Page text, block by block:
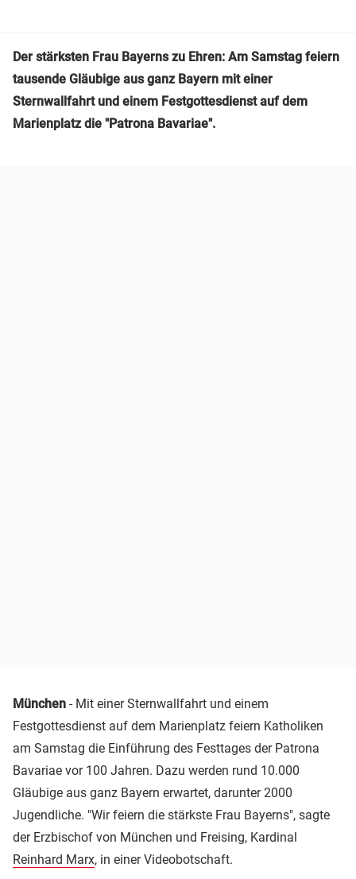
Der stärksten Frau Bayerns zu Ehren: Am Samstag feiern
tausende Gläubige aus ganz Bayern mit einer
Sternwallfahrt und einem Festgottesdienst auf dem
Marienplatz die "Patrona Bavariae".
München - Mit einer Sternwallfahrt und einem
Festgottesdienst auf dem Marienplatz feiern Katholiken
am Samstag die Einführung des Festtages der Patrona
Bavariae vor 100 Jahren. Dazu werden rund 10.000
Gläubige aus ganz Bayern erwartet, darunter 2000
Jugendliche. "Wir feiern die stärkste Frau Bayerns", sagte
der Erzbischof von München und Freising, Kardinal
Reinhard Marx, in einer Videobotschaft.